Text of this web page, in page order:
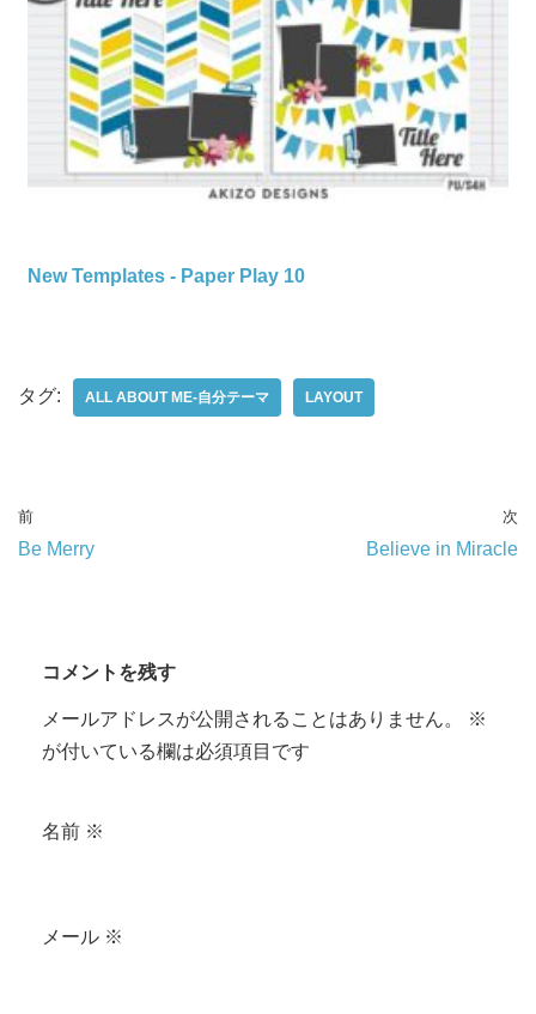
New Templates - Paper Play 10
タグ: ALL ABOUT ME-自分テーマ LAYOUT
前
Be Merry
次
Believe in Miracle
コメントを残す
メールアドレスが公開されることはありません。
※
が付いている欄は必須項目です
名前 ※
メール ※